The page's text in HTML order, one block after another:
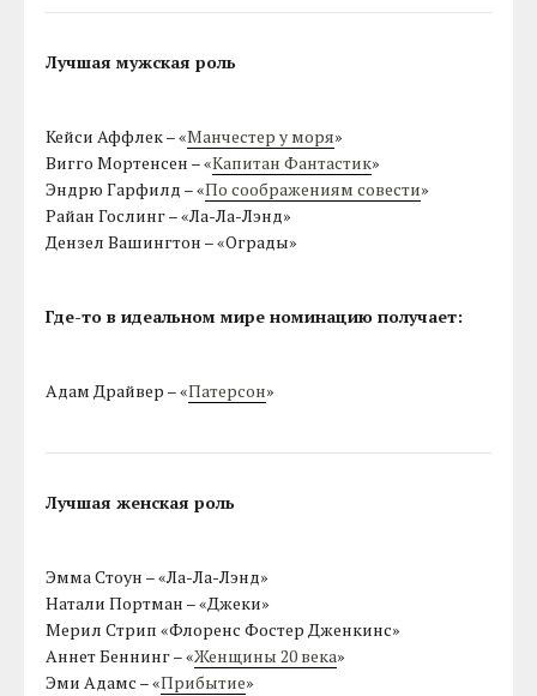
Лучшая мужская роль
Кейси Аффлек – «Манчестер у моря»
Вигго Мортенсен – «Капитан Фантастик»
Эндрю Гарфилд – «По соображениям совести»
Райан Гослинг – «Ла-Ла-Лэнд»
Дензел Вашингтон – «Ограды»
Где-то в идеальном мире номинацию получает:
Адам Драйвер – «Патерсон»
Лучшая женская роль
Эмма Стоун – «Ла-Ла-Лэнд»
Натали Портман – «Джеки»
Мерил Стрип «Флоренс Фостер Дженкинс»
Аннет Беннинг – «Женщины 20 века»
Эми Адамс – «Прибытие»